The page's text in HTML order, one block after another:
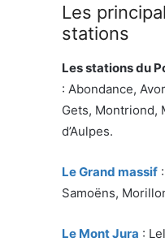
Les
stations
Les stations du
: Abondance,
Gets, Montriond,
d’Aulpes.
Le Grand massif
Samoëns,
Le Mont Jura :